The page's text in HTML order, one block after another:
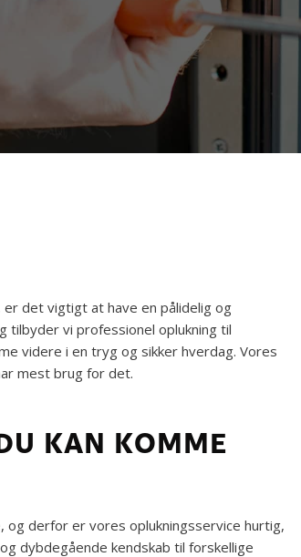
det vigtigt at have en pålidelig og
tilbyder vi professionel oplukning til
videre i en tryg og sikker hverdag. Vores
mest brug for det.
KAN KOMME
derfor er vores oplukningsservice hurtig,
dybdegående kendskab til forskellige